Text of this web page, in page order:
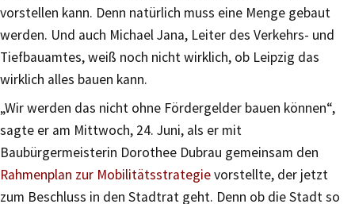
vorstellen kann. Denn natürlich muss eine Menge gebaut
werden. Und auch Michael Jana, Leiter des Verkehrs- und
Tiefbauamtes, weiß noch nicht wirklich, ob Leipzig das
wirklich alles bauen kann.
„Wir werden das nicht ohne Fördergelder bauen können“,
sagte er am Mittwoch, 24. Juni, als er mit
Baubürgermeisterin Dorothee Dubrau gemeinsam den
Rahmenplan zur Mobilitätsstrategievorstellte, der jetzt
zum Beschluss in den Stadtrat geht. Denn ob die Stadt so